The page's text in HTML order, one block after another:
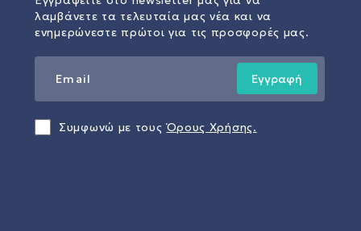
λαμβάνετε τα τελευταία μας νέα και να
ενημερώνεστε πρώτοι για τις προσφορές μας.
Εγγραφή
Συμφωνώ με τους Όρους Χρήσης.